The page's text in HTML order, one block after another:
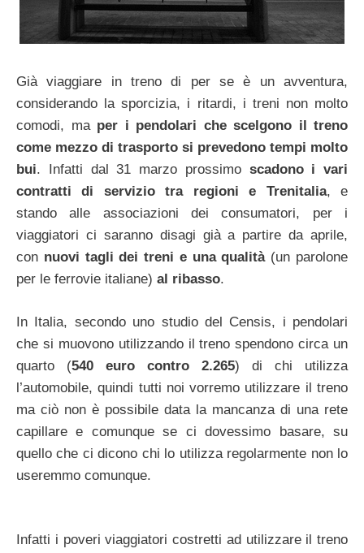
Già viaggiare in treno di per se è un avventura,
considerando la sporcizia, i ritardi, i treni non molto
comodi, ma per i pendolari che scelgono il treno
come mezzo di trasporto si prevedono tempi molto
bui. Infatti dal 31 marzo prossimo scadono i vari
contratti di servizio tra regioni e Trenitalia, e
stando alle associazioni dei consumatori, per i
viaggiatori ci saranno disagi già a partire da aprile,
con nuovi tagli dei treni e una qualità(un parolone
per le ferrovie italiane) al ribasso.
In Italia, secondo uno studio del Censis, i pendolari
che si muovono utilizzando il treno spendono circa un
quarto (540 euro contro 2.265) di chi utilizza
l’automobile, quindi tutti noi vorremo utilizzare il treno
ma ciò non è possibile data la mancanza di una rete
capillare e comunque se ci dovessimo basare, su
quello che ci dicono chi lo utilizza regolarmente non lo
useremmo comunque.
Infatti i poveri viaggiatori costretti ad utilizzare il treno